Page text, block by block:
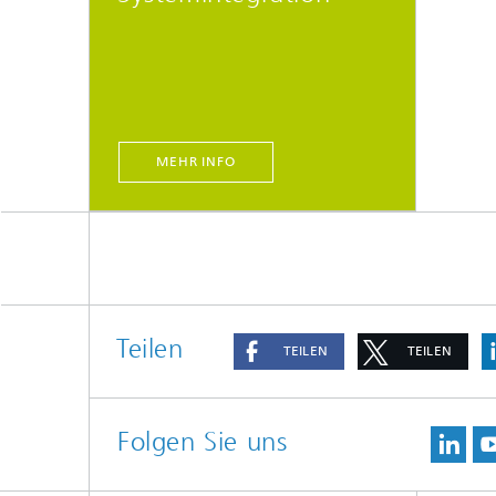
MEHR INFO
Teilen TEILEN TEILEN
Folgen Sie uns